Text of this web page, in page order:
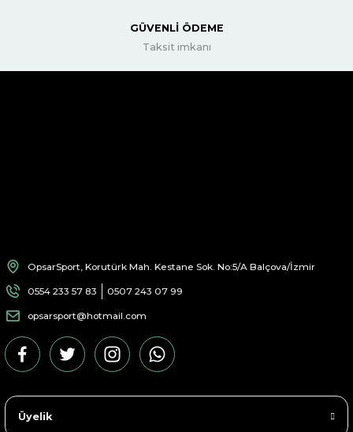
GÜVENLİ ÖDEME
Taksit imkanı
OpsarSport, Korutürk Mah. Kestane Sok. No:5/A Balçova/İzmir
0554 233 57 83 0507 243 07 99
opsarsport@hotmail.com
Üyelik